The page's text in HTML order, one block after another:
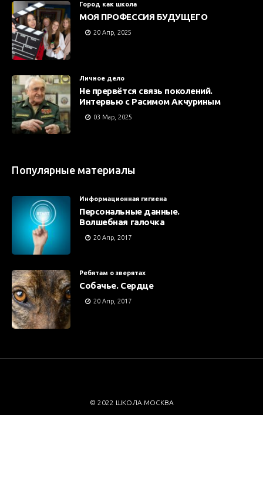
Город как школа
МОЯ ПРОФЕССИЯ БУДУЩЕГО
20 Апр, 2025
Личное дело
Не прервётся связь поколений.
Интервью с Расимом Акчуриным
03 Мар, 2025
Популярные материалы
Информационная гигиена
Персональные данные.
Волшебная галочка
20 Апр, 2017
Ребятам о зверятах
Собачье. Сердце
20 Апр, 2017
© 2022 ШКОЛА.МОСКВА